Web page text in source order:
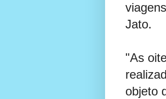
Jato.
"As
objeto